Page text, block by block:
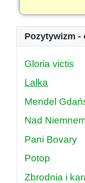
Pozytywizm -
Gloria victis
Lalka
Mendel
Nad
Pani Bovary
Potop
Zbrodnia i